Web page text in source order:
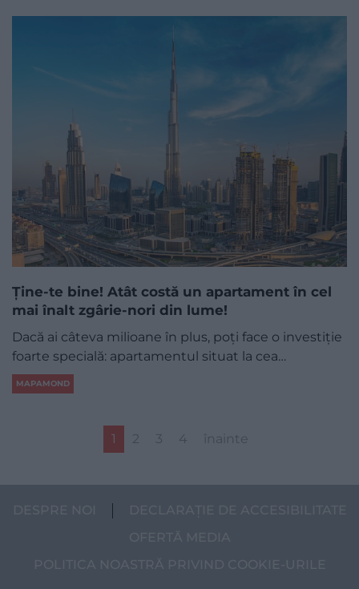
Ține-te bine! Atât costă un apartament în cel
mai înalt zgârie-nori din lume!
Dacă ai câteva milioane în plus, poți face o investiție
foarte specială: apartamentul situat la cea…
MAPAMOND
1 2 3 4 înainte